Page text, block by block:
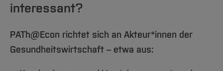
interessant?
PATh@Econ richtet sich an Akteur*innen der
Gesundheitswirtschaft – etwa aus: